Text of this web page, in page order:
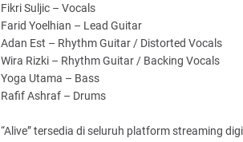
Fikri Suljic – Vocals
Farid Yoelhian – Lead Guitar
Adan Est – Rhythm Guitar / Distorted Vocals
Wira Rizki – Rhythm Guitar / Backing Vocals
Yoga Utama – Bass
Rafif Ashraf – Drums
“Alive” tersedia di seluruh platform streaming